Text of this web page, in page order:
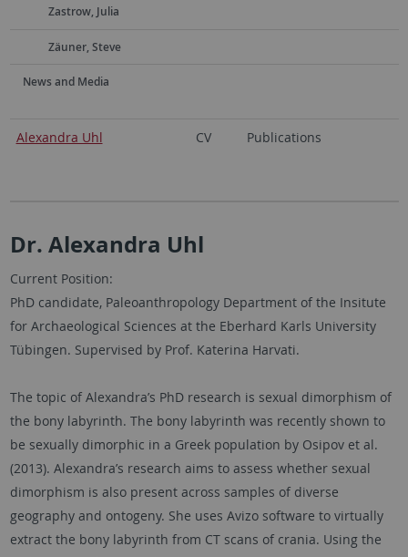
Zastrow, Julia
Zäuner, Steve
News and Media
Alexandra Uhl CV Publications
Dr. Alexandra Uhl
Current Position:
PhD candidate, Paleoanthropology Department of the Insitute
for Archaeological Sciences at the Eberhard Karls University
Tübingen. Supervised by Prof. Katerina Harvati.
The topic of Alexandra’s PhD research is sexual dimorphism of
the bony labyrinth. The bony labyrinth was recently shown to
be sexually dimorphic in a Greek population by Osipov et al.
(2013). Alexandra’s research aims to assess whether sexual
dimorphism is also present across samples of diverse
geography and ontogeny. She uses Avizo software to virtually
extract the bony labyrinth from CT scans of crania. Using the